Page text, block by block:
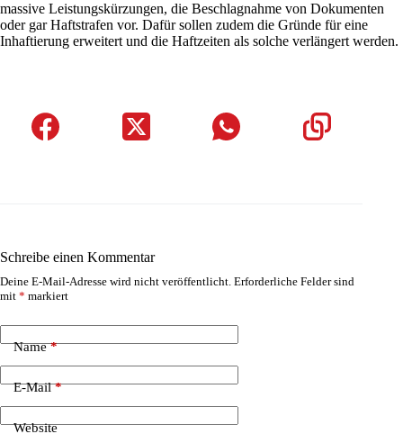
massive Leistungskürzungen, die Beschlagnahme von Dokumenten
oder gar Haftstrafen vor. Dafür sollen zudem die Gründe für eine
Inhaftierung erweitert und die Haftzeiten als solche verlängert werden.
Schreibe einen Kommentar
Deine E-Mail-Adresse wird nicht veröffentlicht. Erforderliche Felder sind
mit * markiert
Name*
E-Mail*
Website